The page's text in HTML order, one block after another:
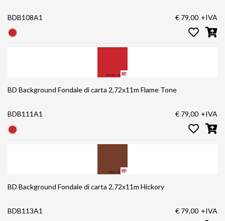
BDB108A1 € 79,00 +IVA
BD Background Fondale di carta 2,72x11m Flame Tone
BDB111A1 € 79,00 +IVA
BD Background Fondale di carta 2,72x11m Hickory
BDB113A1 € 79,00 +IVA